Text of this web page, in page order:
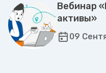
Вебинар
активы»
09